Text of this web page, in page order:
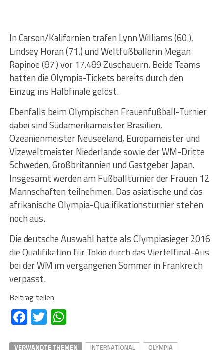
In Carson/Kalifornien trafen Lynn Williams (60.),
Lindsey Horan (71.) und Weltfußballerin Megan
Rapinoe (87.) vor 17.489 Zuschauern. Beide Teams
hatten die Olympia-Tickets bereits durch den
Einzug ins Halbfinale gelöst.
Ebenfalls beim Olympischen Frauenfußball-Turnier
dabei sind Südamerikameister Brasilien,
Ozeanienmeister Neuseeland, Europameister und
Vizeweltmeister Niederlande sowie der WM-Dritte
Schweden, Großbritannien und Gastgeber Japan.
Insgesamt werden am Fußballturnier der Frauen 12
Mannschaften teilnehmen. Das asiatische und das
afrikanische Olympia-Qualifikationsturnier stehen
noch aus.
Die deutsche Auswahl hatte als Olympiasieger 2016
die Qualifikation für Tokio durch das Viertelfinal-Aus
bei der WM im vergangenen Sommer in Frankreich
verpasst.
Beitrag teilen
Facebook
TwitterWhatsApp
VERWANDTE THEMEN INTERNATIONAL
OLYMPIA